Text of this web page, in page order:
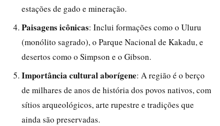
estações de gado e mineração.
Paisagens icônicas: Inclui formações como o Uluru
(monólito sagrado), o Parque Nacional de Kakadu, e
desertos como o Simpson e o Gibson.
Importância cultural aborígene: A região é o berço
de milhares de anos de história dos povos nativos, com
sítios arqueológicos, arte rupestre e tradições que
ainda são preservadas.